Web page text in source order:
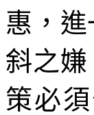
惠，
斜之
策必